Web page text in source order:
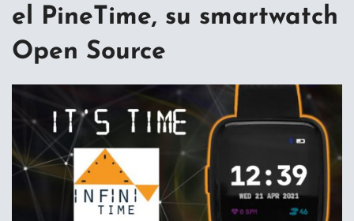
el PineTime, su smartwatch
Open Source